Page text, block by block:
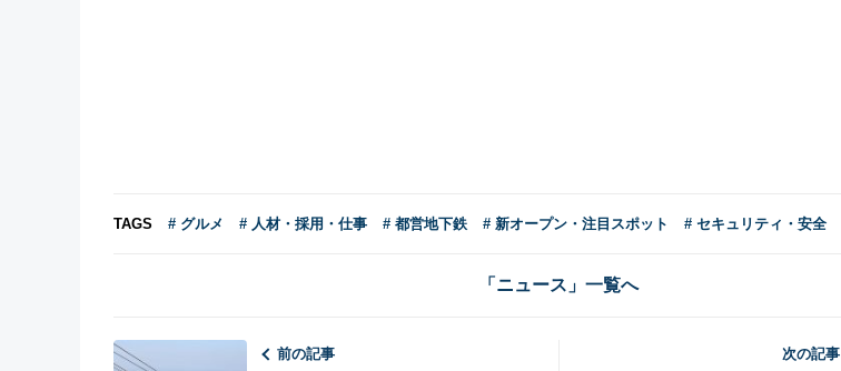
TAGS # グルメ # 人材・採用・仕事 # 都営地下鉄 # 新オープン・注目スポット # セキュリティ・安全
「ニュース」一覧へ
前の記事
次の記事